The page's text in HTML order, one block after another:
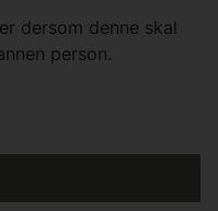
dersom denne skal
person.